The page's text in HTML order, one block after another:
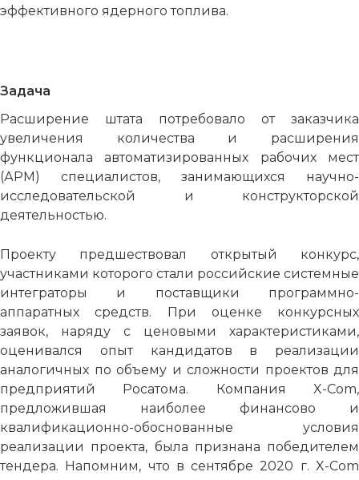
эффективного ядерного топлива.
Задача
Расширение штата потребовало от заказчика
увеличения количества и расширения
функционала автоматизированных рабочих мест
(АРМ) специалистов, занимающихся научно-
исследовательской и конструкторской
деятельностью.
Проекту предшествовал открытый конкурс,
участниками которого стали российские системные
интеграторы и поставщики программно-
аппаратных средств. При оценке конкурсных
заявок, наряду с ценовыми характеристиками,
оценивался опыт кандидатов в реализации
аналогичных по объему и сложности проектов для
предприятий Росатома. Компания X-Com,
предложившая наиболее финансово и
квалификационно-обоснованные условия
реализации проекта, была признана победителем
тендера. Напомним, что в сентябре 2020 г. X-Com